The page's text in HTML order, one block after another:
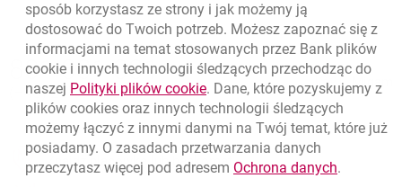
Nawigacja dolna
Zadzwoń do nas
801 331 331
(+48) 22 598 40 40
Migam
Znajdź placówkę lub bankomat otwiera się w nowej karcie
sposób korzystasz ze strony i jak możemy ją
dostosować do Twoich potrzeb. Możesz zapoznać się z
informacjami na temat stosowanych przez Bank plików
cookie i innych technologii śledzących przechodząc do
naszej Polityki plików cookielink otwiera się w nowym oknie
. Dane, które pozyskujemy z
plików cookies oraz innych technologii śledzących
możemy łączyć z innymi danymi na Twój temat, które już
posiadamy. O zasadach przetwarzania danych
przeczytasz więcej pod adresem Ochrona danychlink
.